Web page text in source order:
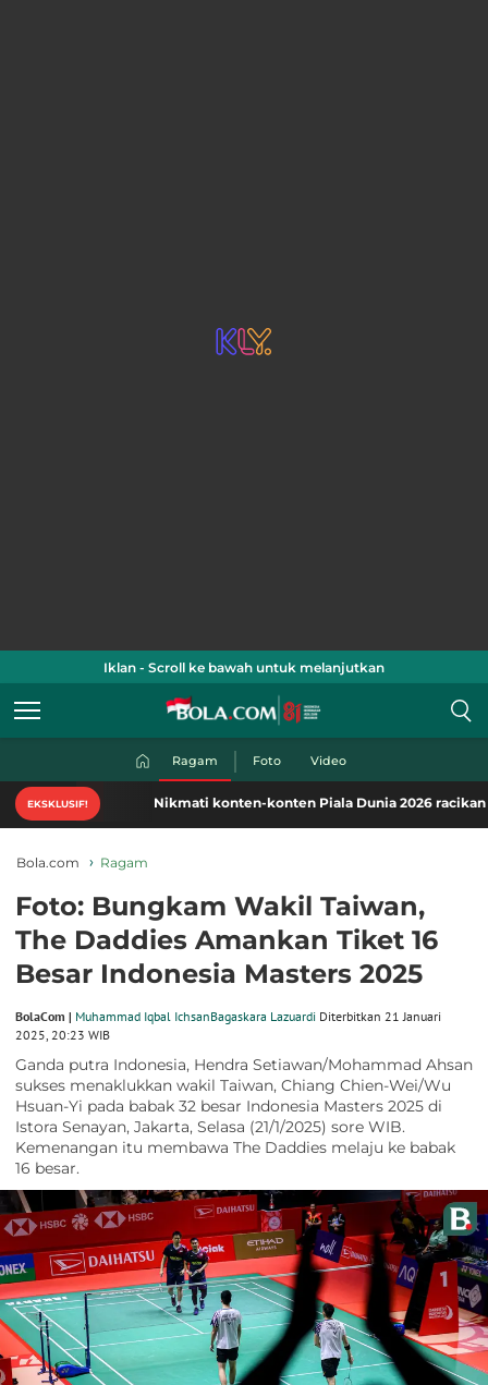
Iklan - Scroll ke bawah untuk melanjutkan
Ragam Foto Video
EKSKLUSIF! Nikmati konten-konten Piala Dunia 2026 racikan
Bola.com Ragam
Foto: Bungkam Wakil Taiwan,
The Daddies Amankan Tiket 16
Besar Indonesia Masters 2025
BolaCom | Muhammad Iqbal IchsanBagaskara Lazuardi Diterbitkan 21 Januari
2025, 20:23 WIB
Ganda putra Indonesia, Hendra Setiawan/Mohammad Ahsan
sukses menaklukkan wakil Taiwan, Chiang Chien-Wei/Wu
Hsuan-Yi pada babak 32 besar Indonesia Masters 2025 di
Istora Senayan, Jakarta, Selasa (21/1/2025) sore WIB.
Kemenangan itu membawa The Daddies melaju ke babak
16 besar.